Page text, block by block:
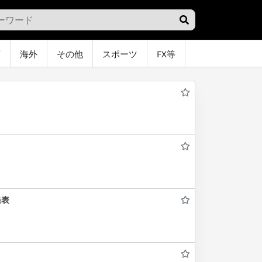
海外 その他 スポーツ FX等